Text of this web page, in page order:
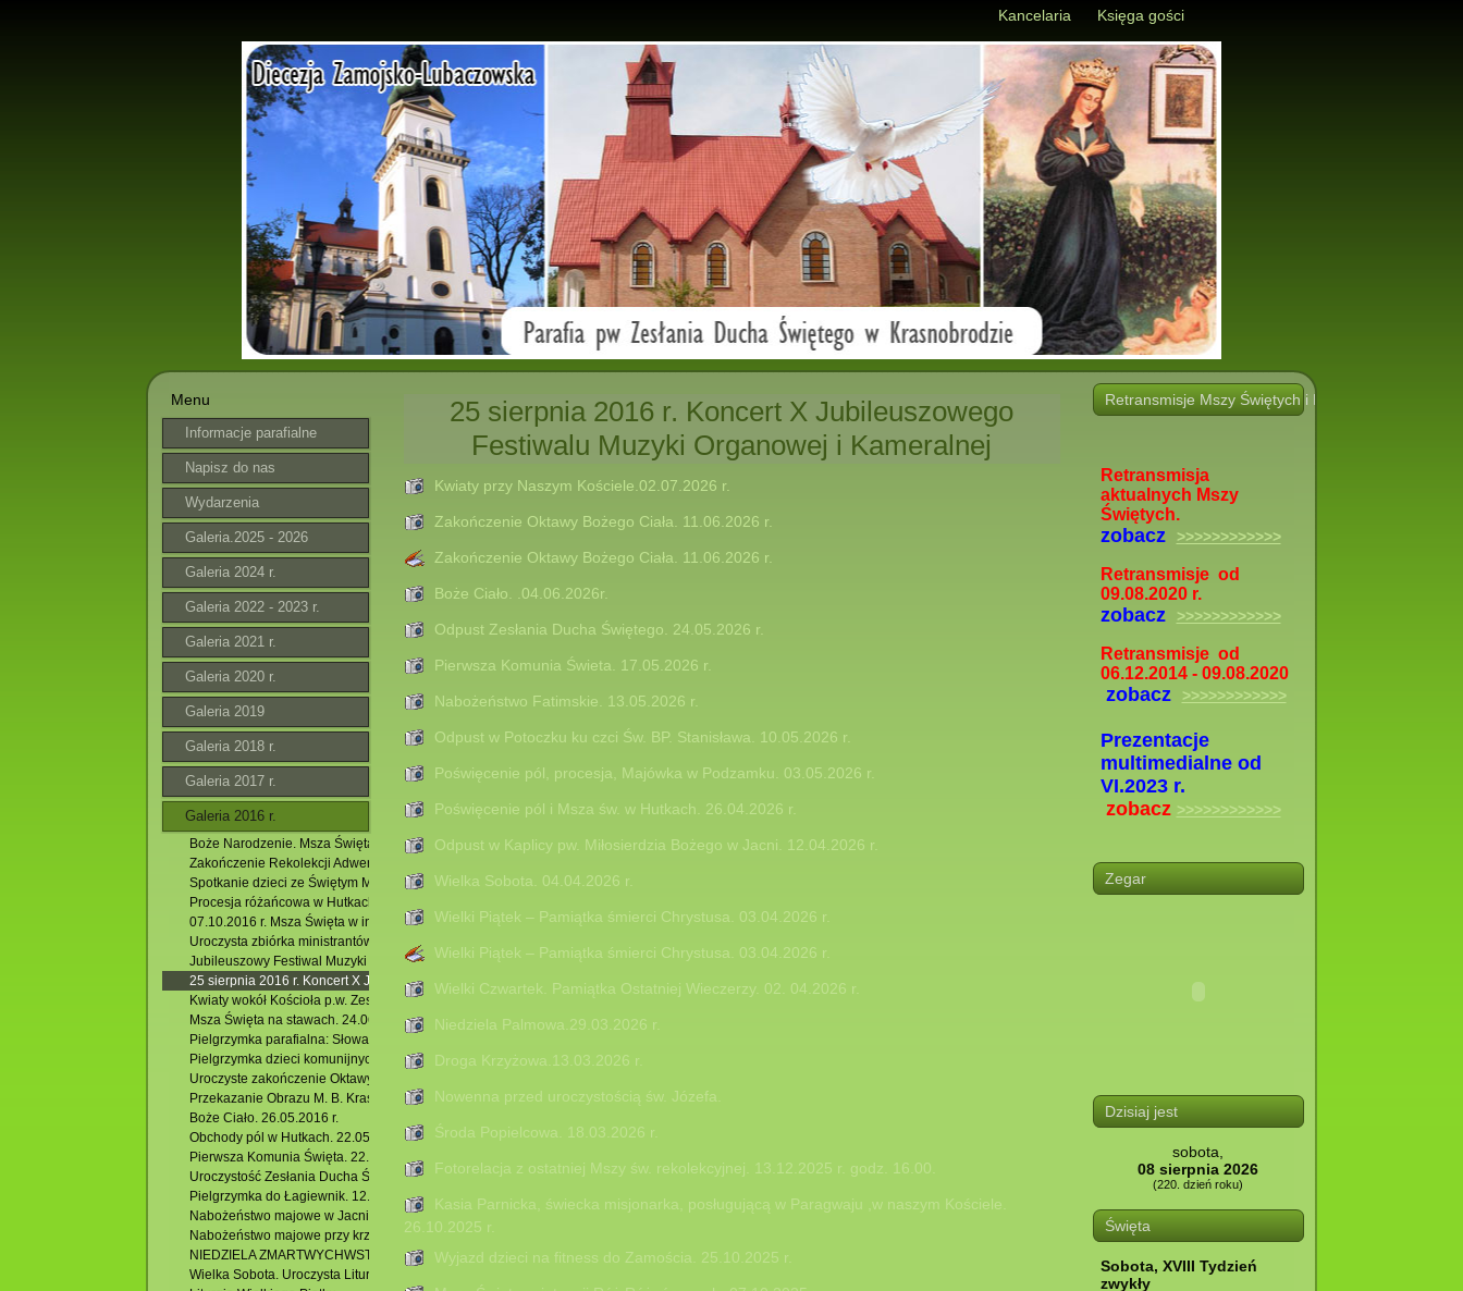
Kancelaria Księga gości
Menu
Informacje parafialne
Napisz do nas
Wydarzenia
Galeria.2025 - 2026
Galeria 2024 r.
Galeria 2022 - 2023 r.
Galeria 2021 r.
Galeria 2020 r.
Galeria 2019
Galeria 2018 r.
Galeria 2017 r.
Galeria 2016 r.
Boże Narodzenie. Msza Święta godz.11.00
Zakończenie Rekolekcji Adwentowych 2016. 11.12.2016 r.
Spotkanie dzieci ze Świętym Mikołajem.04.12.2016 r.
Procesja różańcowa w Hutkach. 09.10.2016 r.
07.10.2016 r. Msza Święta w intencji Róż Różańcowych.
Uroczysta zbiórka ministrantów. 27.09.2016 r.
Jubileuszowy Festiwal Muzyki Organowej i Kameralnej
25 sierpnia 2016 r. Koncert X Jubileuszowego Festiwalu Muzyki Organowej i Kameralnej
Kwiaty wokół Kościoła p.w. Zesłania Ducha Św. w Krasnobrodzie. 20 .07.2016 r.
Msza Święta na stawach. 24.06.2016 r.
Pielgrzymka parafialna: Słowacja -Zakopane- Łagiewniki.16-18.06.2016 r.
Pielgrzymka dzieci komunijnych , rocznicowych i ich bliskich do Kalwarii Pacławskiej i Przemyśla. 04.06.2016 r.
Uroczyste zakończenie Oktawy Bożego Ciała. 02.06.2016 r.
Przekazanie Obrazu M. B. Krasnobrodzkiej z Hutek do Grabnika. 26.05.2016 r.
Boże Ciało. 26.05.2016 r.
Obchody pól w Hutkach. 22.05.2016 r.
Pierwsza Komunia Święta. 22.05.2106 r.
Uroczystość Zesłania Ducha Świętego – odpust parafiny
Pielgrzymka do Łagiewnik. 12.05.2016 r.
Nabożeństwo majowe w Jacni.
Nabożeństwo majowe przy krzyżu w Hutkach.
NIEDZIELA ZMARTWYCHWSTANIA Rezurekcja
Wielka Sobota. Uroczysta Liturgia Wigilii Paschalnej
25 sierpnia 2016 r. Koncert X Jubileuszowego
Festiwalu Muzyki Organowej i Kameralnej
Kwiaty przy Naszym Kościele.02.07.2026 r.
Zakończenie Oktawy Bożego Ciała. 11.06.2026 r.
Zakończenie Oktawy Bożego Ciała. 11.06.2026 r.
Boże Ciało. .04.06.2026r.
Odpust Zesłania Ducha Świętego. 24.05.2026 r.
Pierwsza Komunia Świeta. 17.05.2026 r.
Nabożeństwo Fatimskie. 13.05.2026 r.
Odpust w Potoczku ku czci Św. BP. Stanisława. 10.05.2026 r.
Poświęcenie pól, procesja, Majówka w Podzamku. 03.05.2026 r.
Poświęcenie pól i Msza św. w Hutkach. 26.04.2026 r.
Odpust w Kaplicy pw. Miłosierdzia Bożego w Jacni. 12.04.2026 r.
Wielka Sobota. 04.04.2026 r.
Wielki Piątek – Pamiątka śmierci Chrystusa. 03.04.2026 r.
Wielki Piątek – Pamiątka śmierci Chrystusa. 03.04.2026 r.
Wielki Czwartek. Pamiątka Ostatniej Wieczerzy. 02. 04.2026 r.
Niedziela Palmowa.29.03.2026 r.
Droga Krzyżowa.13.03.2026 r.
Nowenna przed uroczystością św. Józefa.
Środa Popielcowa. 18.03.2026 r.
Fotorelacja z ostatniej Mszy św. rekolekcyjnej. 13.12.2025 r. godz. 16.00.
Kasia Parnicka, świecka misjonarka, posługującą w Paragwaju ,w naszym Kościele.
26.10.2025 r.
Wyjazd dzieci na fitness do Zamościa. 25.10.2025 r.
Retransmisje Mszy Świętych i Nabożeństw i innych
Retransmisja
aktualnych Mszy
Świętych.
zobacz >>>>>>>>>>>>
Retransmisje od
09.08.2020 r.
zobacz >>>>>>>>>>>>
Retransmisje od
06.12.2014 - 09.08.2020
zobacz >>>>>>>>>>>>
Prezentacje
multimedialne od
VI.2023 r.
zobacz >>>>>>>>>>>>
Zegar
Dzisiaj jest
sobota,
08 sierpnia 2026
(220. dzień roku)
Święta
Sobota, XVIII Tydzień
zwykły